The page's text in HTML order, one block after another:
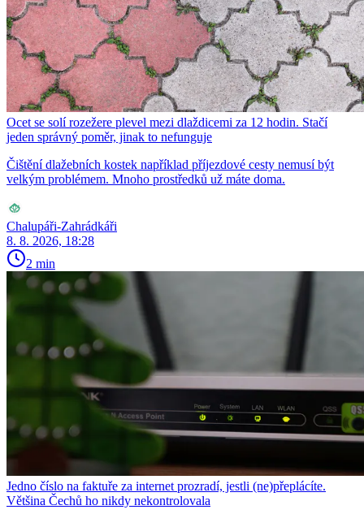
Ocet se solí rozežere plevel mezi dlaždicemi za 12 hodin. Stačí
jeden správný poměr, jinak to nefunguje
Čištění dlažebních kostek například příjezdové cesty nemusí být
velkým problémem. Mnoho prostředků už máte doma.
Chalupáři-Zahrádkáři
8. 8. 2026, 18:28
2 min
Jedno číslo na faktuře za internet prozradí, jestli (ne)přeplácíte.
Většina Čechů ho nikdy nekontrolovala